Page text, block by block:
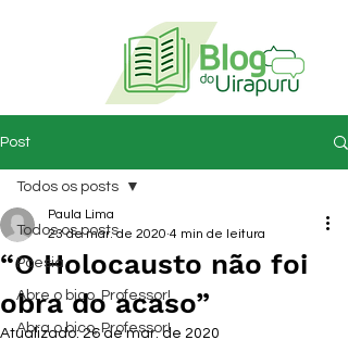
Post
Todos os posts
Poesia
Abre o bico, Professor!
Abra o bico, Professor!
Todos os posts
“O Holocausto não foi
obra do acaso”
Paula Lima
23 de mar. de 2020 4 min de leitura
Atualizado:26 de mar. de 2020